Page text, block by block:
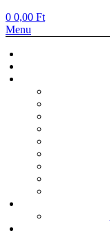
0 0,00 Ft
Menu